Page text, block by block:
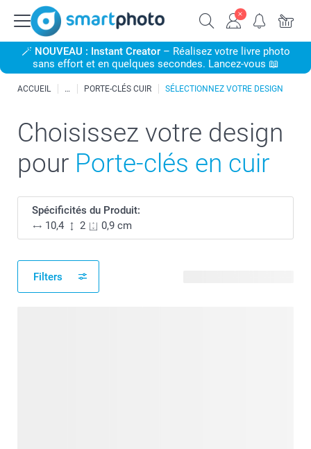
🪄 NOUVEAU : Instant Creator– Réalisez votre livre photo
sans effort et en quelques secondes. Lancez-vous 📖
ACCUEIL PORTE-CLÉS CUIR SÉLECTIONNEZ VOTRE DESIGN
Choisissez votre design
pour Porte-clés en cuir
Spécificités du Produit:
10,4
2 0,9 cm
Filters